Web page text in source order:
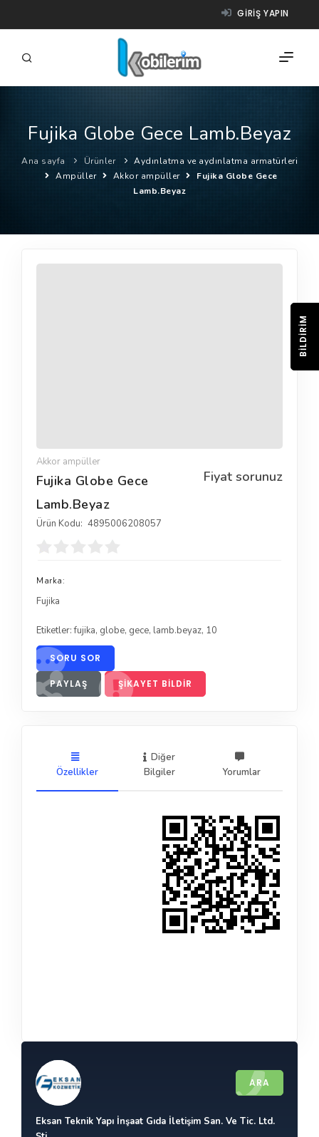
GIRIŞ YAPIN
FIRMALAR
ÜRÜNLER
NASIL ÇALIŞIR?
YARDIM
Fujika Globe Gece Lamb.Beyaz
Ana sayfa Ürünler
Aydınlatma ve aydınlatma armatürleri
Ampüller
Akkor ampüller
Fujika Globe Gece
Lamb.Beyaz
Akkor ampüller
Fiyat sorunuz
Fujika Globe Gece
Lamb.Beyaz
Ürün Kodu: 4895006208057
Marka:
Fujika
Etiketler:fujika, globe, gece, lamb.beyaz, 10
SORU SOR
PAYLAŞ ŞIKAYET BILDIR
Özellikler
Diğer
Bilgiler
Yorumlar
ARA
Eksan Teknik Yapı İnşaat Gıda İletişim San. Ve Tic. Ltd.
BILDIRIM